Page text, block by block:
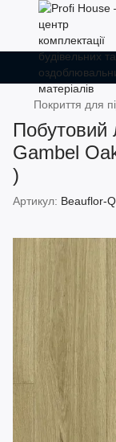
Покриття для
Побутовий
Gambel
)
Артикул: Beauflor-